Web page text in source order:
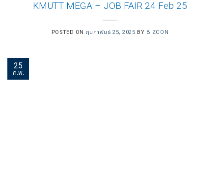
KMUTT MEGA – JOB FAIR 24 Feb 25
POSTED ON กุมภาพันธ์ 25, 2025 BY BIZCON
25
ก.พ.